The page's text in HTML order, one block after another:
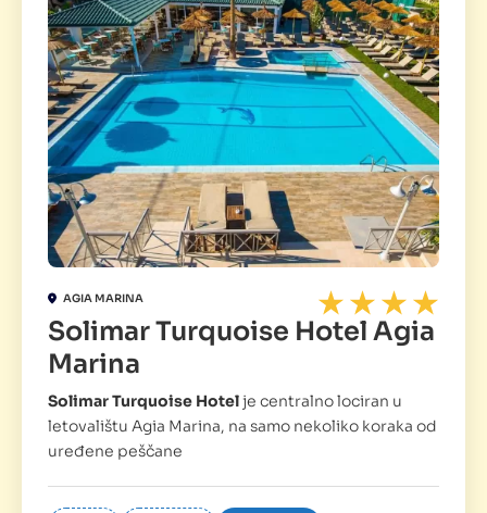
AGIA MARINA
Solimar Turquoise Hotel Agia
Marina
Solimar Turquoise Hotelje centralno lociran u
letovalištu Agia Marina, na samo nekoliko koraka od
uređene peščane